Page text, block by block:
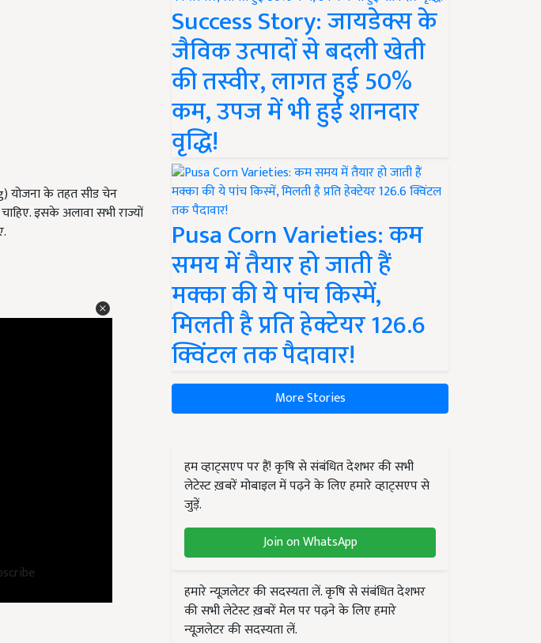
योजना के तहत सीड चेन
इसके अलावा सभी राज्यों
Success Story: जायडेक्स के
जैविक उत्पादों से बदली खेती
की तस्वीर, लागत हुई 50%
कम, उपज में भी हुई शानदार
वृद्धि!
Pusa Corn Varieties: कम
समय में तैयार हो जाती हैं
मक्का की ये पांच किस्में,
मिलती है प्रति हेक्टेयर 126.6
क्विंटल तक पैदावार!
More Stories
हम व्हाट्सएप पर हैं! कृषि से संबंधित देशभर की सभी
लेटेस्ट ख़बरें मोबाइल में पढ़ने के लिए हमारे व्हाट्सएप से
जुड़ें.
Join on WhatsApp
हमारे न्यूज़लेटर की सदस्यता लें. कृषि से संबंधित देशभर
की सभी लेटेस्ट ख़बरें मेल पर पढ़ने के लिए हमारे
न्यूज़लेटर की सदस्यता लें.